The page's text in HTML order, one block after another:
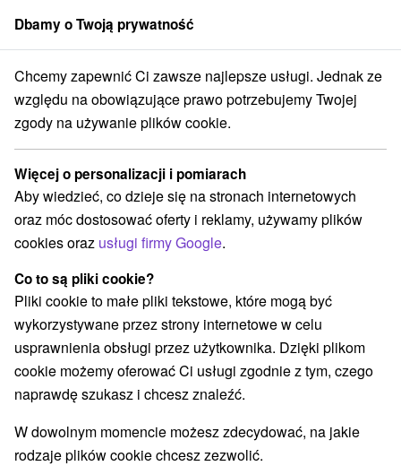
członek grupySorger
Drevenice Stredné Slovensko Žilinský kraj Liptovský Hrádok
Luksusowe drevenice Liptovský
Hrádok
Kategorie
Wszystkie kategorie
Hotele na Slovacji
Apartmány(1) Chaty na prenájom
Penzióny(1) Priváty(2)
Wybierz lokalizację lub datę
NAJTAŃSZE NAJDROŻSZE NA PODSTAWIE OCENY
Dbamy o Twoją prywatność
Chcemy zapewnić Ci zawsze najlepsze usługi. Jednak ze
względu na obowiązujące prawo potrzebujemy Twojej
zgody na używanie plików cookie.
Więcej o personalizacji i pomiarach
Aby wiedzieć, co dzieje się na stronach internetowych
oraz móc dostosować oferty i reklamy, używamy plików
cookies oraz usługi firmy Google.
Co to są pliki cookie?
Pliki cookie to małe pliki tekstowe, które mogą być
wykorzystywane przez strony internetowe w celu
usprawnienia obsługi przez użytkownika. Dzięki plikom
cookie możemy oferować Ci usługi zgodnie z tym, czego
naprawdę szukasz i chcesz znaleźć.
W dowolnym momencie możesz zdecydować, na jakie
rodzaje plików cookie chcesz zezwolić.